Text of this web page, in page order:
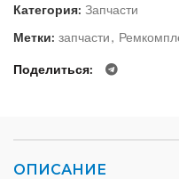
Категория: Запчасти
Метки: запчасти,
Поделиться
ОПИСАНИЕ